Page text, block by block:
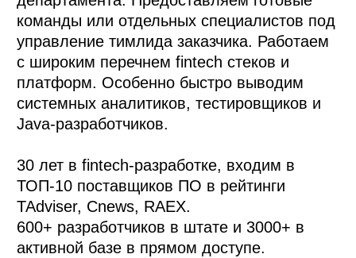
команды или отдельных специалистов под
управление тимлида заказчика. Работаем
с широким перечнем fintech стеков и
платформ. Особенно быстро выводим
системных аналитиков, тестировщиков и
Java-разработчиков.
30 лет в fintech-разработке, входим в
ТОП-10 поставщиков ПО в рейтинги
TAdviser, Cnews, RAEX.
600+ разработчиков в штате и 3000+ в
активной базе в прямом доступе.